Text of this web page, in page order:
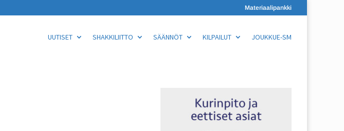
Materiaalipankki
UUTISET SHAKKILIITTO SÄÄNNÖT KILPAILUT JOUKKUE-SM